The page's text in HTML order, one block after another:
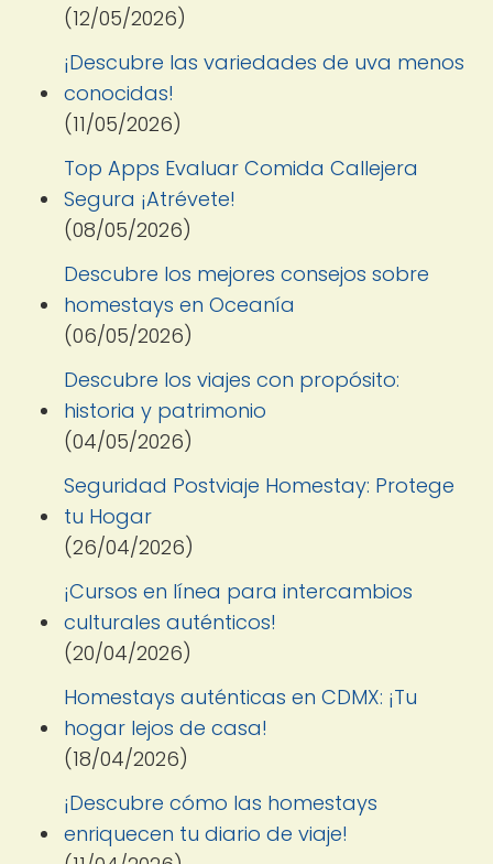
(12/05/2026)
¡Descubre las variedades de uva menos
conocidas!
(11/05/2026)
Top Apps Evaluar Comida Callejera
Segura ¡Atrévete!
(08/05/2026)
Descubre los mejores consejos sobre
homestays en Oceanía
(06/05/2026)
Descubre los viajes con propósito:
historia y patrimonio
(04/05/2026)
Seguridad Postviaje Homestay: Protege
tu Hogar
(26/04/2026)
¡Cursos en línea para intercambios
culturales auténticos!
(20/04/2026)
Homestays auténticas en CDMX: ¡Tu
hogar lejos de casa!
(18/04/2026)
¡Descubre cómo las homestays
enriquecen tu diario de viaje!